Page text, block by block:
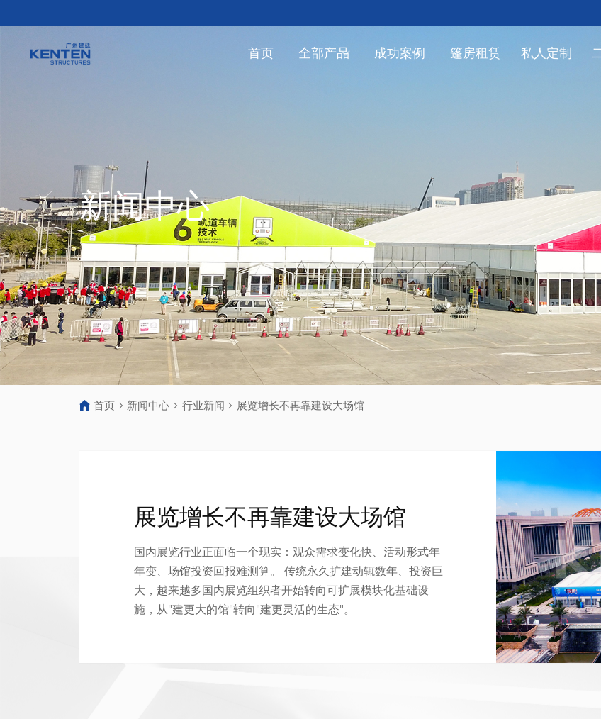
首页 全部产品 成功案例 篷房租赁 私人定制
新闻中心
首页 新闻中心 行业新闻 展览增长不再靠建设大场馆
展览增长不再靠建设大场馆
国内展览行业正面临一个现实：观众需求变化快、活动形式年
年变、场馆投资回报难测算。 传统永久扩建动辄数年、投资巨
大，越来越多国内展览组织者开始转向可扩展模块化基础设
施，从"建更大的馆"转向"建更灵活的生态"。